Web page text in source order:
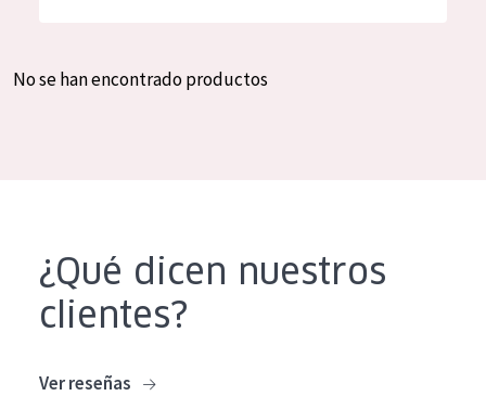
Crema de día
Crema de noche
Spanish
No se han encontrado productos
¿Qué dicen nuestros
clientes?
Ver reseñas